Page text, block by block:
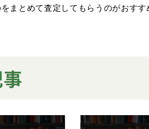
まとめて査定してもらうのがおすす